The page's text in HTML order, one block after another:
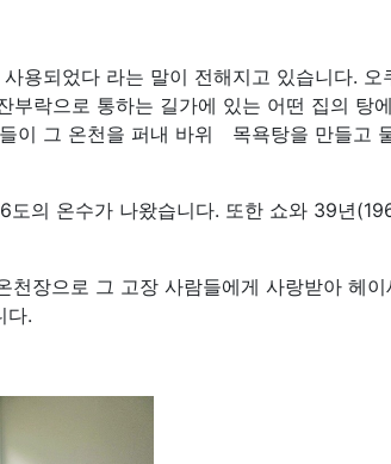
용되었다 라는 말이 전해지고 있습니다. 오
락으로 통하는 길가에 있는 어떤 집의 탕
이 그 온천을 퍼내 바위 목욕탕을 만들고
의 온수가 나왔습니다. 또한 쇼와 39년
장으로 그 고장 사람들에게 사랑받아 헤이
다.